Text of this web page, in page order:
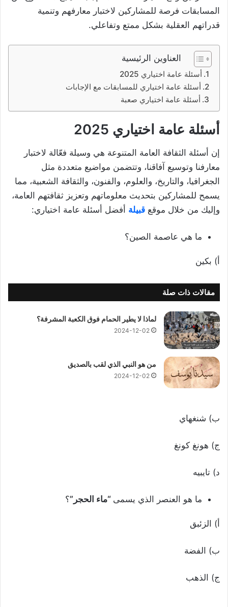
المسابقات فرصة للمشاركين لاختبار معارفهم وتنمية
قدراتهم العقلية بشكل ممتع وتفاعلي.
العناوين الرئيسية
أسئلة عامة اختياري 2025
أسئلة عامة اختياري للمسابقات مع الإجابات
أسئلة عامة اختياري صعبة
أسئلة عامة اختياري 2025
إن أسئلة الثقافة العامة المتنوعة هي وسيلة فعّالة لاختبار
معارفنا وتوسيع آفاقنا، وتتضمن مواضيع متعددة مثل
الجغرافيا، والتاريخ، والعلوم، والفنون، والثقافة الشعبية، مما
يسمح للمشاركين بتحديث معلوماتهم وتعزيز ثقافتهم العامة،
وإليك من خلال موقع قبيلة أفضل أسئلة عامة اختياري:
ما هي عاصمة الصين؟
أ) بكين
مقالات ذات صلة
لماذا لا يطير الحمام فوق الكعبة المشرفة؟
2024-12-02
من هو النبي الذي لقب بالصديق
2024-12-02
ب) شنغهاي
ج) هونغ كونغ
د) تايبيه
ما هو العنصر الذي يسمى “ماء الحجر”؟
أ) الزئبق
ب) الفضة
ج) الذهب